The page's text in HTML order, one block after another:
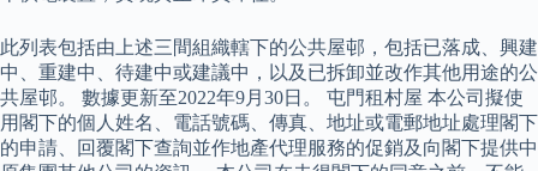
此列表包括由上述三間組織轄下的公共屋邨，包括已落成、興建
中、重建中、待建中或建議中，以及已拆卸並改作其他用途的公
共屋邨。 數據更新至2022年9月30日。 屯門租村屋 本公司擬使
用閣下的個人姓名、電話號碼、傳真、地址或電郵地址處理閣下
的申請、回覆閣下查詢並作地產代理服務的促銷及向閣下提供中